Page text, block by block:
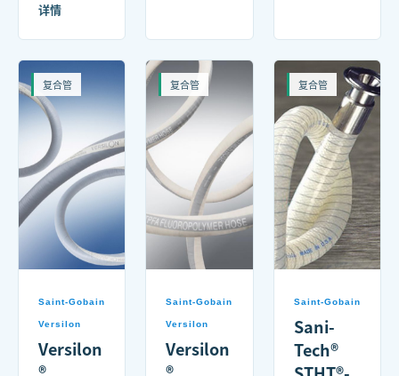
详情
复合管
Saint-Gobain
Versilon
Versilon
复合管
Saint-Gobain
Versilon
Versilon
复合管
Saint-Gobain
Sani-
Tech®